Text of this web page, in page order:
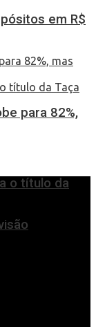
o título da
em R$
para 82%,